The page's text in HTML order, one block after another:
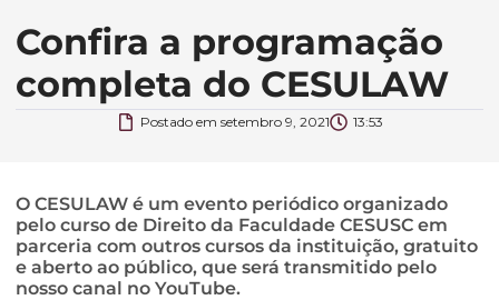
Confira a programação
completa do CESULAW
Postado em setembro 9, 2021 13:53
O CESULAW é um evento periódico organizado
pelo curso de Direito da Faculdade CESUSC em
parceria com outros cursos da instituição, gratuito
e aberto ao público, que será transmitido pelo
nosso canal no YouTube.